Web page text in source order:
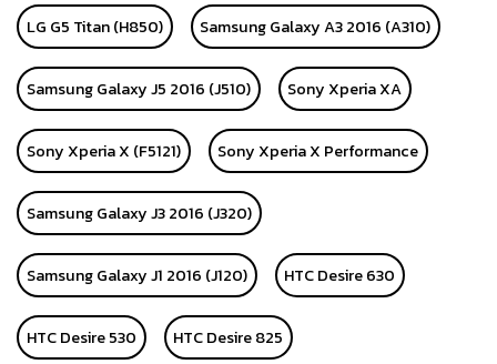
LG G5 Titan (H850) Samsung Galaxy A3 2016 (A310)
Samsung Galaxy J5 2016 (J510) Sony Xperia XA
Sony Xperia X (F5121) Sony Xperia X Performance
Samsung Galaxy J3 2016 (J320)
Samsung Galaxy J1 2016 (J120) HTC Desire 630
HTC Desire 530 HTC Desire 825